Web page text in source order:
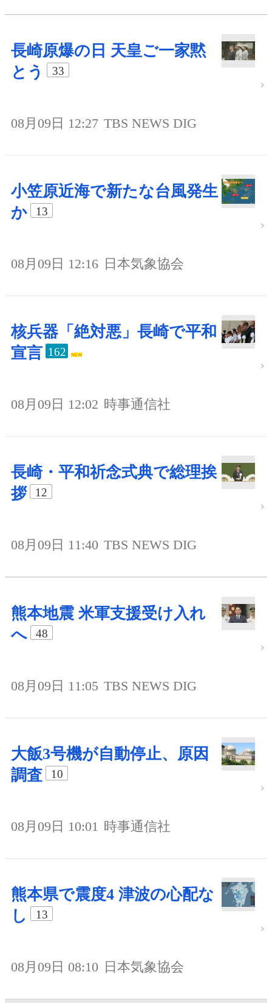
長崎原爆の日 天皇ご一家黙
とう
33
08月09日 12:27 TBS NEWS DIG
小笠原近海で新たな台風発生
か
13
08月09日 12:16 日本気象協会
核兵器「絶対悪」長崎で平和
宣言 162
08月09日 12:02 時事通信社
長崎・平和祈念式典で総理挨
拶
12
08月09日 11:40 TBS NEWS DIG
熊本地震 米軍支援受け入れ
へ
48
08月09日 11:05 TBS NEWS DIG
大飯3号機が自動停止、原因
調査
10
08月09日 10:01 時事通信社
熊本県で震度4 津波の心配な
し
13
08月09日 08:10 日本気象協会